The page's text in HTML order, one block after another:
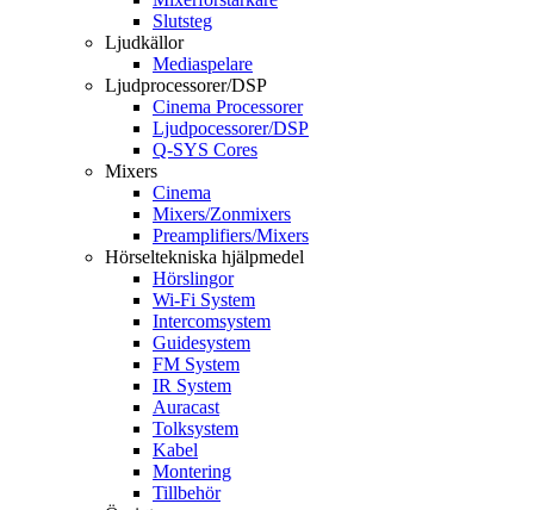
Slutsteg
Ljudkällor
Mediaspelare
Ljudprocessorer/DSP
Cinema Processorer
Ljudpocessorer/DSP
Q-SYS Cores
Mixers
Cinema
Mixers/Zonmixers
Preamplifiers/Mixers
Hörseltekniska hjälpmedel
Hörslingor
Wi-Fi System
Intercomsystem
Guidesystem
FM System
IR System
Auracast
Tolksystem
Kabel
Montering
Tillbehör